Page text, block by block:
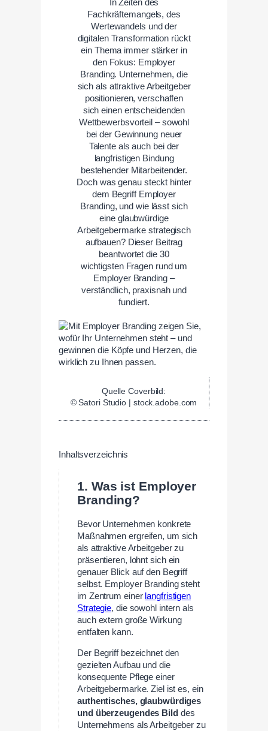
In Zeiten des
Fachkräftemangels, des
Wertewandels und der
digitalen Transformation rückt
ein Thema immer stärker in
den Fokus: Employer
Branding. Unternehmen, die
sich als attraktive Arbeitgeber
positionieren, verschaffen
sich einen entscheidenden
Wettbewerbsvorteil – sowohl
bei der Gewinnung neuer
Talente als auch bei der
langfristigen Bindung
bestehender Mitarbeitender.
Doch was genau steckt hinter
dem Begriff Employer
Branding, und wie lässt sich
eine glaubwürdige
Arbeitgebermarke strategisch
aufbauen? Dieser Beitrag
beantwortet die 30
wichtigsten Fragen rund um
Employer Branding –
verständlich, praxisnah und
fundiert.
Quelle Coverbild:
© Satori Studio | stock.adobe.com
Inhaltsverzeichnis
1. Was ist Employer
Branding?
Bevor Unternehmen konkrete
Maßnahmen ergreifen, um sich
als attraktive Arbeitgeber zu
präsentieren, lohnt sich ein
genauer Blick auf den Begriff
selbst. Employer Branding steht
im Zentrum einer langfristigen
Strategie, die sowohl intern als
auch extern große Wirkung
entfalten kann.
Der Begriff bezeichnet den
gezielten Aufbau und die
konsequente Pflege einer
Arbeitgebermarke. Ziel ist es, ein
authentisches, glaubwürdiges
und überzeugendes Bild des
Unternehmens als Arbeitgeber zu